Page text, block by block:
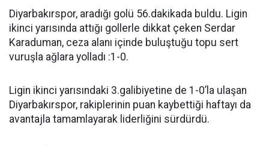
Diyarbakırspor, aradığı golü 56.dakikada buldu. Ligin
ikinci yarısında attığı gollerle dikkat çeken Serdar
Karaduman, ceza alanı içinde buluştuğu topu sert
vuruşla ağlara yolladı :1-0.
Ligin ikinci yarısındaki 3.galibiyetine de 1-0’la ulaşan
Diyarbakırspor, rakiplerinin puan kaybettiği haftayı da
avantajla tamamlayarak liderliğini sürdürdü.